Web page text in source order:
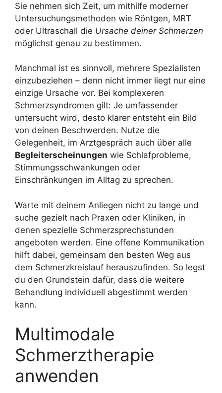
Sie nehmen sich Zeit, um mithilfe moderner
Untersuchungsmethoden wie Röntgen, MRT
oder Ultraschall die Ursache deiner Schmerzen
möglichst genau zu bestimmen.
Manchmal ist es sinnvoll, mehrere Spezialisten
einzubeziehen – denn nicht immer liegt nur eine
einzige Ursache vor. Bei komplexeren
Schmerzsyndromen gilt: Je umfassender
untersucht wird, desto klarer entsteht ein Bild
von deinen Beschwerden. Nutze die
Gelegenheit, im Arztgespräch auch über alle
Begleiterscheinungen wie Schlafprobleme,
Stimmungsschwankungen oder
Einschränkungen im Alltag zu sprechen.
Warte mit deinem Anliegen nicht zu lange und
suche gezielt nach Praxen oder Kliniken, in
denen spezielle Schmerzsprechstunden
angeboten werden. Eine offene Kommunikation
hilft dabei, gemeinsam den besten Weg aus
dem Schmerzkreislauf herauszufinden. So legst
du den Grundstein dafür, dass die weitere
Behandlung individuell abgestimmt werden
kann.
Multimodale
Schmerztherapie
anwenden